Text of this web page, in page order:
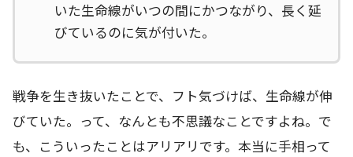
いた生命線がいつの間にかつながり、長く延
びているのに気が付いた。
戦争を生き抜いたことで、フト気づけば、生命線が伸
びていた。って、なんとも不思議なことですよね。で
も、こういったことはアリアリです。本当に手相って